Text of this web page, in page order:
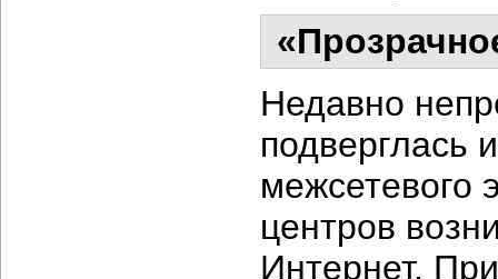
Недавно
подверглась
межсетевого
центров
Интернет.